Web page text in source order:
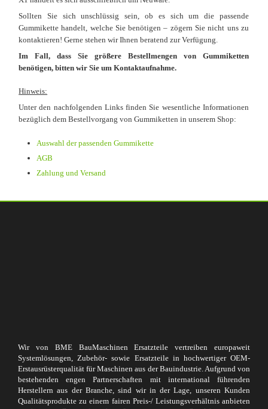
Sollten Sie sich unschlüssig sein, ob es sich um die passende
Gummikette handelt, welche Sie benötigen – zögern Sie nicht uns zu
kontaktieren! Gerne stehen wir Ihnen beratend zur Verfügung.
Im Fall, dass Sie größere Bestellmengen von Gummiketten
benötigen, bitten wir Sie um Kontaktaufnahme.
Hinweis:
Unter den nachfolgenden Links finden Sie wesentliche Informationen
bezüglich dem Bestellvorgang von Gummiketten in unserem Shop:
Auswahl der passenden Gummikette
AGB
Zahlung und Versand
Wir von BME BauMaschinen Ersatzteile vertreiben europaweit
Systemlösungen, Zubehör- sowie Ersatzteile in hochwertiger OEM-
Erstausrüsterqualität für Maschinen aus der Bauindustrie. Aufgrund von
bestehenden engen Partnerschaften mit international führenden
Herstellern aus der Branche, sind wir in der Lage, unseren Kunden
Qualitätsprodukte zu einem fairen Preis-/ Leistungsverhältnis anbieten